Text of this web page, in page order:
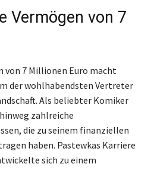
Vermögen von 7
von 7 Millionen Euro macht
der wohlhabendsten Vertreter
Als beliebter Komiker
zahlreiche
die zu seinem finanziellen
haben. Pastewkas Karriere
sich zu einem